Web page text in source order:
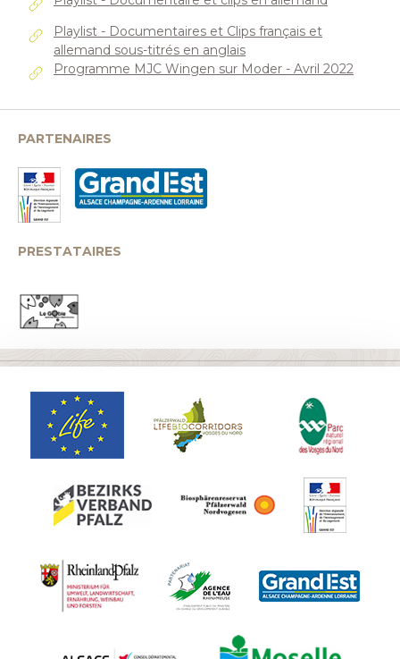
Playlist - Documentaires et Clips français et
allemand sous-titrés en anglais
Programme MJC Wingen sur Moder - Avril 2022
PARTENAIRES
PRESTATAIRES